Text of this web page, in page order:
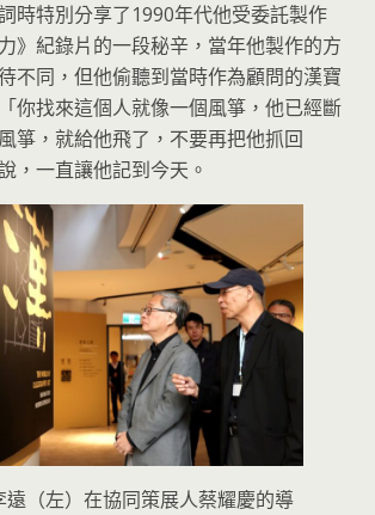
時特別分享了1990年代他受委託製作
》紀錄片的一段秘辛，當年他製作的方
不同，但他偷聽到當時作為顧問的漢寶
你找來這個人就像一個風箏，他已經斷
箏，就給他飛了，不要再把他抓回
，一直讓他記到今天。
遠（左）在協同策展人蔡耀慶的導